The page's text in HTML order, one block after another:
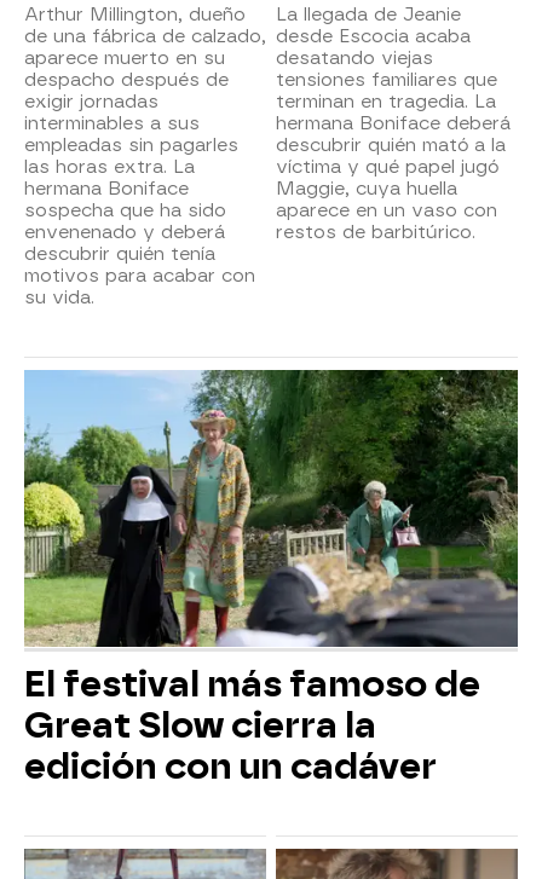
Arthur Millington, dueño
de una fábrica de calzado,
aparece muerto en su
despacho después de
exigir jornadas
interminables a sus
empleadas sin pagarles
las horas extra. La
hermana Boniface
sospecha que ha sido
envenenado y deberá
descubrir quién tenía
motivos para acabar con
su vida.
La llegada de Jeanie
desde Escocia acaba
desatando viejas
tensiones familiares que
terminan en tragedia. La
hermana Boniface deberá
descubrir quién mató a la
víctima y qué papel jugó
Maggie, cuya huella
aparece en un vaso con
restos de barbitúrico.
El festival más famoso de
Great Slow cierra la
edición con un cadáver